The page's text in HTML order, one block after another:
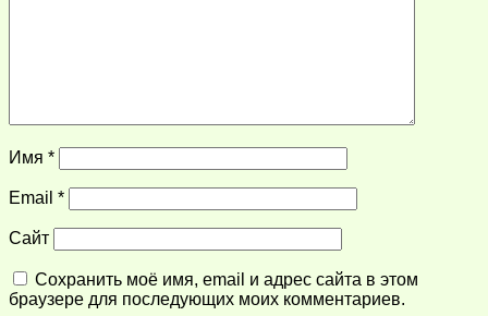
Имя *
Email *
Сайт
Сохранить моё имя, email и адрес сайта в этом
браузере для последующих моих комментариев.